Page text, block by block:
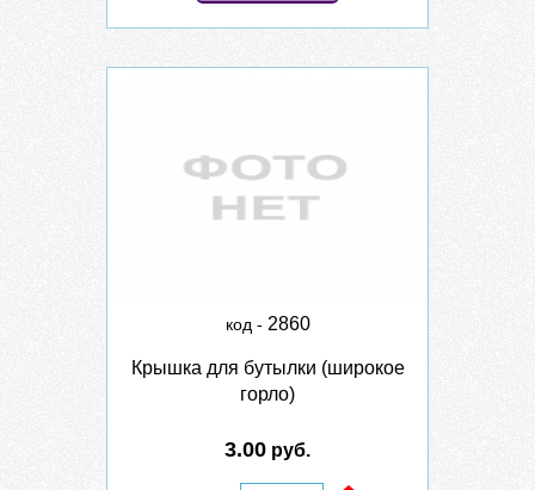
код - 2860
Крышка для бутылки (широкое
горло)
3.00 руб.